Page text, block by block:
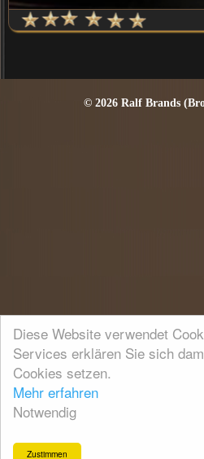
Diese Website verwendet
Services erklären Sie sich
Cookies setzen.
Mehr erfahren
Notwendig
Zustimmen
© 2026 Ralf Brands